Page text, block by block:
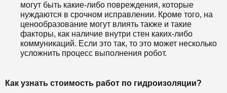
могут быть какие-либо повреждения, которые
нуждаются в срочном исправлении. Кроме того, на
ценообразование могут влиять также и такие
факторы, как наличие внутри стен каких-либо
коммуникаций. Если это так, то это может несколько
усложнить процесс выполнения робот.
Как узнать стоимость работ по гидроизоляции?